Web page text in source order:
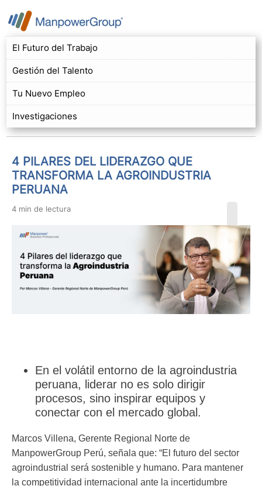
El Futuro del Trabajo
Gestión del Talento
Tu Nuevo Empleo
Investigaciones
4 PILARES DEL LIDERAZGO QUE
TRANSFORMA LA AGROINDUSTRIA
PERUANA
4 min de lectura
En el volátil entorno de la agroindustria
peruana, liderar no es solo dirigir
procesos, sino inspirar equipos y
conectar con el mercado global.
Marcos Villena, Gerente Regional Norte de
ManpowerGroup Perú, señala que: “El futuro del sector
agroindustrial será sostenible y humano. Para mantener
la competitividad internacional ante la incertidumbre